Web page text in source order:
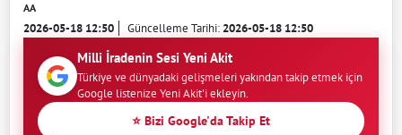
AA
2026-05-18 12:50 Güncelleme Tarihi:2026-05-18 12:50
Milli İradenin Sesi Yeni Akit
Türkiye ve dünyadaki gelişmeleri yakından takip etmek için
Google listenize Yeni Akit'i ekleyin.
⭐ Bizi Google'da Takip Et